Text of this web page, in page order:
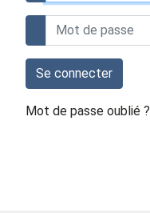
Se connecter
Mot de passe oublié ?